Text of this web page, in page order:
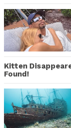
Kitten
Found!